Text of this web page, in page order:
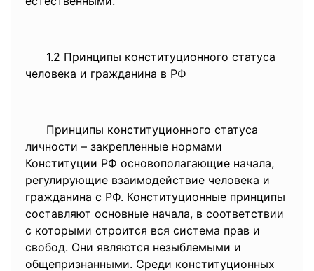
1.2 Принципы конституционного статуса
человека и гражданина в РФ
Принципы конституционного статуса
личности – закрепленные нормами
Конституции РФ основополагающие начала,
регулирующие взаимодействие человека и
гражданина с РФ. Конституционные принципы
составляют основные начала, в соответствии
с которыми строится вся система прав и
свобод. Они являются незыблемыми и
общепризнанными. Среди конституционных